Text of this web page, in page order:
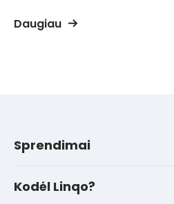
Daugiau
Sprendimai
Integracijos
Kodėl Linqo?
Naujienos